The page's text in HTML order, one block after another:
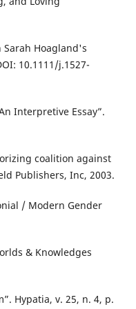
Sarah Hoagland's
10.1111/j.1527-
Interpretive Essay”.
coalition against
Publishers, Inc, 2003.
/ Modern Gender
& Knowledges
Hypatia, v. 25, n. 4, p.